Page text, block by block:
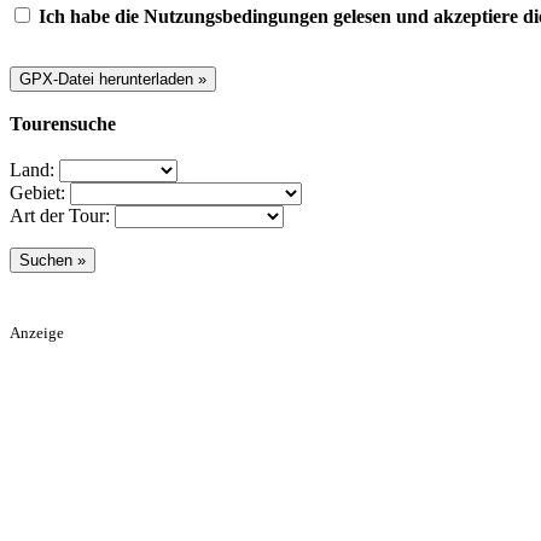
Ich habe die Nutzungsbedingungen gelesen und akzeptiere
Tourensuche
Land:
Gebiet:
Art der Tour:
Anzeige